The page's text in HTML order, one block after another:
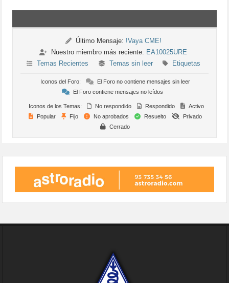
Último Mensaje: !Vaya CME!
Nuestro miembro más reciente: EA10025URE
Temas Recientes
Temas sin leer Etiquetas
Iconos del Foro:
El Foro no contiene mensajes sin leer
El Foro contiene mensajes no leídos
Iconos de los Temas: No respondido Respondido
Activo
Popular
Fijo No aprobados Resuelto
Privado
Cerrado